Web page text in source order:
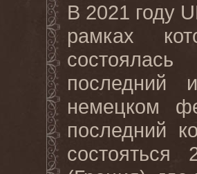
В 2021 году
рамках
немецком
последний